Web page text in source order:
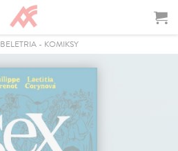
BELETRIA - KOMIKSY